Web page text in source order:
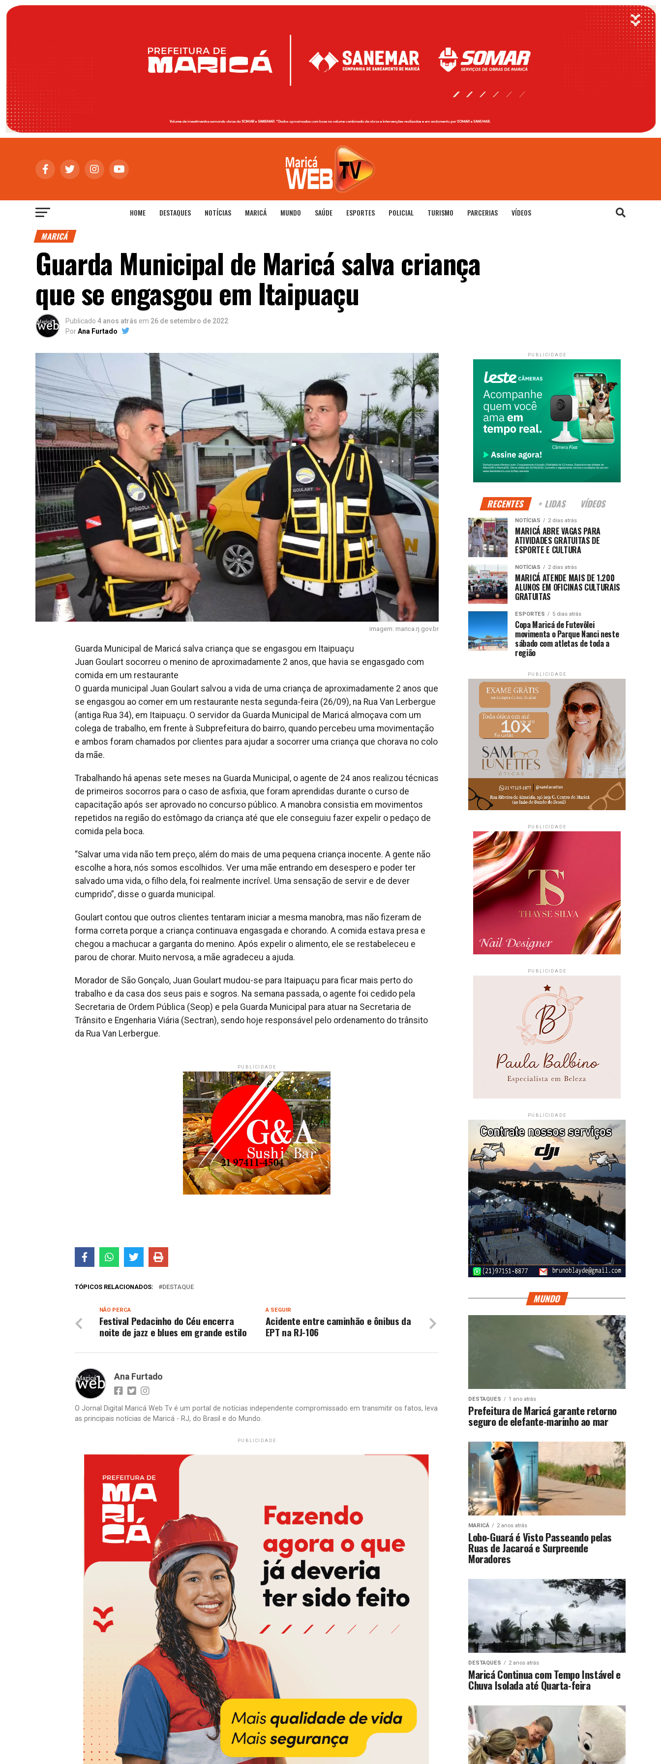
HOME DESTAQUES NOTÍCIAS MARICÁ MUNDO SAÚDE ESPORTES POLICIAL TURISMO PARCERIAS VÍDEOS
MARICÁ
Guarda Municipal de Maricá salva criança
que se engasgou em Itaipuaçu
Publicado 4 anos atrás em 26 de setembro de 2022
PorAna Furtado
imagem: marica.rj.gov.br
Guarda Municipal de Maricá salva criança que se engasgou em Itaipuaçu
Juan Goulart socorreu o menino de aproximadamente 2 anos, que havia se engasgado com
comida em um restaurante
O guarda municipal Juan Goulart salvou a vida de uma criança de aproximadamente 2 anos que
se engasgou ao comer em um restaurante nesta segunda-feira (26/09), na Rua Van Lerbergue
(antiga Rua 34), em Itaipuaçu. O servidor da Guarda Municipal de Maricá almoçava com um
colega de trabalho, em frente à Subprefeitura do bairro, quando percebeu uma movimentação
e ambos foram chamados por clientes para ajudar a socorrer uma criança que chorava no colo
da mãe.
Trabalhando há apenas sete meses na Guarda Municipal, o agente de 24 anos realizou técnicas
de primeiros socorros para o caso de asfixia, que foram aprendidas durante o curso de
capacitação após ser aprovado no concurso público. A manobra consistia em movimentos
repetidos na região do estômago da criança até que ele conseguiu fazer expelir o pedaço de
comida pela boca.
“Salvar uma vida não tem preço, além do mais de uma pequena criança inocente. A gente não
escolhe a hora, nós somos escolhidos. Ver uma mãe entrando em desespero e poder ter
salvado uma vida, o filho dela, foi realmente incrível. Uma sensação de servir e de dever
cumprido”, disse o guarda municipal.
Goulart contou que outros clientes tentaram iniciar a mesma manobra, mas não fizeram de
forma correta porque a criança continuava engasgada e chorando. A comida estava presa e
chegou a machucar a garganta do menino. Após expelir o alimento, ele se restabeleceu e
parou de chorar. Muito nervosa, a mãe agradeceu a ajuda.
Morador de São Gonçalo, Juan Goulart mudou-se para Itaipuaçu para ficar mais perto do
trabalho e da casa dos seus pais e sogros. Na semana passada, o agente foi cedido pela
Secretaria de Ordem Pública (Seop) e pela Guarda Municipal para atuar na Secretaria de
Trânsito e Engenharia Viária (Sectran), sendo hoje responsável pelo ordenamento do trânsito
da Rua Van Lerbergue.
PUBLICIDADE
TÓPICOS RELACIONADOS: DESTAQUE
A SEGUIR
Acidente entre caminhão e ônibus da
EPT na RJ-106
NÃO PERCA
Festival Pedacinho do Céu encerra
noite de jazz e blues em grande estilo
Ana Furtado
O Jornal Digital Maricá Web Tv é um portal de notícias independente compromissado em transmitir os fatos, leva
as principais notícias de Maricá - RJ, do Brasil e do Mundo.
PUBLICIDADE
PUBLICIDADE
RECENTES + LIDAS VÍDEOS
NOTÍCIAS 2 dias atrás
MARICÁ ABRE VAGAS PARA
ATIVIDADES GRATUITAS DE
ESPORTE E CULTURA
NOTÍCIAS 2 dias atrás
MARICÁ ATENDE MAIS DE 1.200
ALUNOS EM OFICINAS CULTURAIS
GRATUITAS
ESPORTES 5 dias atrás
Copa Maricá de Futevôlei
movimenta o Parque Nanci neste
sábado com atletas de toda a
região
PUBLICIDADE
PUBLICIDADE
PUBLICIDADE
PUBLICIDADE
MUNDO
DESTAQUES 1 ano atrás
Prefeitura de Maricá garante retorno
seguro de elefante-marinho ao mar
MARICÁ 2 anos atrás
Lobo-Guará é Visto Passeando pelas
Ruas de Jacaroá e Surpreende
Moradores
DESTAQUES 2 anos atrás
Maricá Continua com Tempo Instável e
Chuva Isolada até Quarta-feira